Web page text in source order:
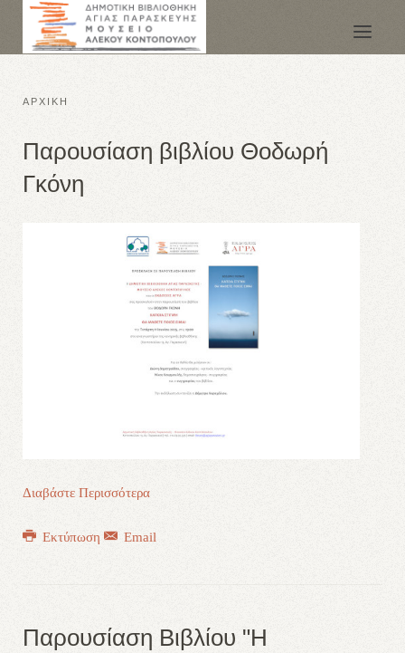
ΑΡΧΙΚΗ
Παρουσίαση βιβλίου Θοδωρή
Γκόνη
Διαβάστε Περισσότερα
Εκτύπωση Email
Παρουσίαση Βιβλίου "Η